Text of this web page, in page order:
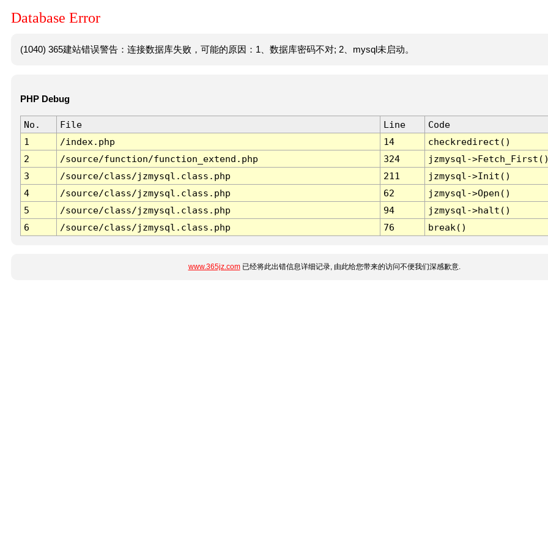
Database Error
(1040) 365建站错误警告：连接数据库失败，可能的原因：1、数据库密码不对; 2、mysql未启动。
PHP Debug
No. File Line
Code
1
/index.php 14
checkredirect()
2
/source/function/function_extend.php 324
jzmysql-
3
/source/class/jzmysql.class.php 211
jzmysql->Init()
4
/source/class/jzmysql.class.php 62
jzmysql->Open()
5
/source/class/jzmysql.class.php 94
jzmysql->halt()
6
/source/class/jzmysql.class.php 76 break()
www.365jz.com已经将此出错信息详细记录, 由此给您带来的访问不便我们深感歉意.